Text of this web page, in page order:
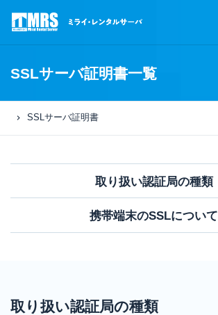
サービスラインナップ
ンタル
SSLサーバ証明書一覧
SSLサーバ証明書
無償SSLと有償SSLの違い
SSLサーバ証明書一覧
取り扱い認証局の種類
携帯端末のSSLについて
取り扱い認証局の種類